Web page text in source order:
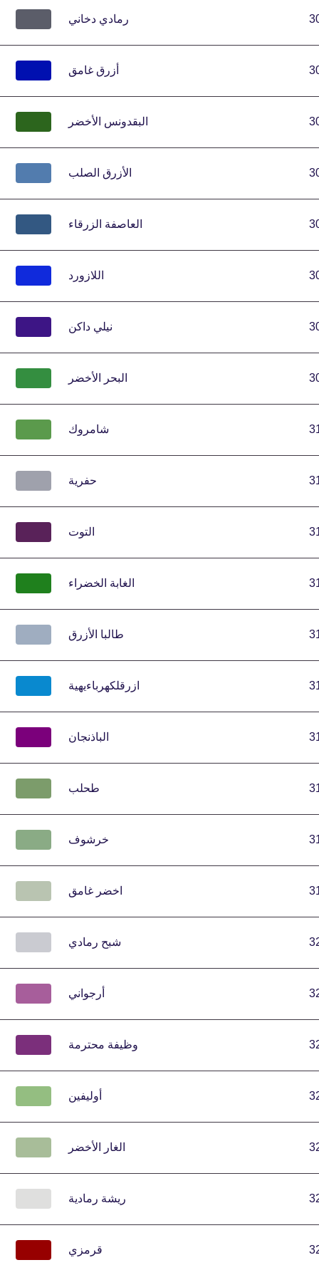
رمادي دخاني
أزرق غامق
البقدونس الأخضر
الأزرق الصلب
العاصفة الزرقاء
اللازورد
نيلي داكن
البحر الأخضر
شامروك
حفرية
التوت
الغابة الخضراء
طالبا الأزرق
ازرقلكهرباءيهية
الباذنجان
طحلب
خرشوف
اخضر غامق
شبح رمادي
أرجواني
وظيفة محترمة
أوليفين
الغار الأخضر
ريشة رمادية
قرمزي